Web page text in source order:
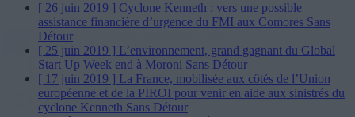
[ 26 juin 2019 ] Cyclone Kenneth : vers une possible
assistance financière d’urgence du FMI aux Comores Sans
Détour
[ 25 juin 2019 ] L’environnement, grand gagnant du Global
Start Up Week end à Moroni Sans Détour
[ 17 juin 2019 ] La France, mobilisée aux côtés de l’Union
européenne et de la PIROI pour venir en aide aux sinistrés du
cyclone Kenneth Sans Détour